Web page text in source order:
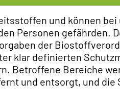
und können
Personen gefährden.
der
klar definierten
Betroffene Bereiche
und entsorgt, und